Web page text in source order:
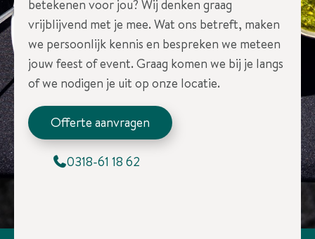
betekenen voor jou? Wij denken graag
vrijblijvend met je mee. Wat ons betreft, maken
we persoonlijk kennis en bespreken we meteen
jouw feest of event. Graag komen we bij je langs
of we nodigen je uit op onze locatie.
Offerte aanvragen
0318-61 18 62